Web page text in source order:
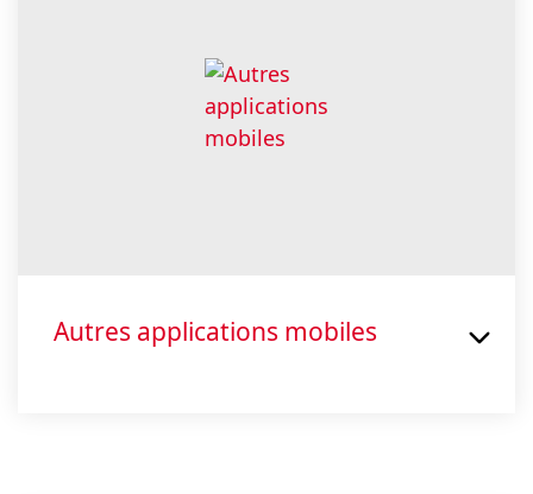
Autres applications mobiles